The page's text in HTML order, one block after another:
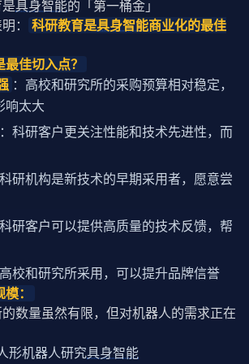
具身智能的「第一桶金」
：
科研教育是具身智能商业化的最佳
佳切入点？
：高校和研究所的采购预算相对稳定，
响太大
：科研客户更关注性能和技术先进性，而
研机构是新技术的早期采用者，愿意尝
研客户可以提供高质量的技术反馈，帮
校和研究所采用，可以提升品牌信誉
：
数量虽然有限，但对机器人的需求正在
形机器人研究具身智能